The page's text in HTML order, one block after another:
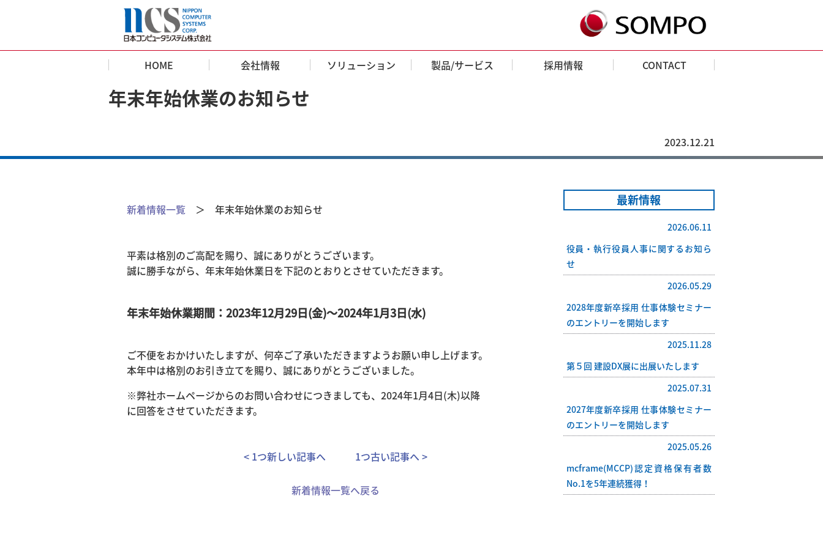
HOME 会社情報 ソリューション 製品/サービス 採用情報 CONTACT
年末年始休業のお知らせ
2023.12.21
新着情報一覧＞ 年末年始休業のお知らせ
平素は格別のご高配を賜り、誠にありがとうございます。
誠に勝手ながら、年末年始休業日を下記のとおりとさせていただきます。
年末年始休業期間：2023年12月29日(金)～2024年1月3日(水)
ご不便をおかけいたしますが、何卒ご了承いただきますようお願い申し上げます。
本年中は格別のお引き立てを賜り、誠にありがとうございました。
※弊社ホームページからのお問い合わせにつきましても、2024年1月4日(木)以降
に回答をさせていただきます。
< 1つ新しい記事へ 1つ古い記事へ >
新着情報一覧へ戻る
最新情報
2026.06.11
役員・執行役員人事に関するお知ら
せ
2026.05.29
2028年度新卒採用 仕事体験セミナー
のエントリーを開始します
2025.11.28
第５回 建設DX展に出展いたします
2025.07.31
2027年度新卒採用 仕事体験セミナー
のエントリーを開始します
2025.05.26
mcframe(MCCP)認定資格保有者数
No.1を5年連続獲得！